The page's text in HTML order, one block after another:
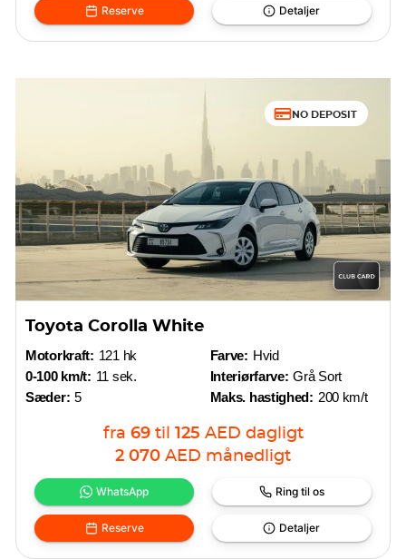
Reserve Detaljer
NO DEPOSIT
Toyota Corolla White
Motorkraft: 121 hk
0-100 km/t: 11 sek.
Sæder: 5
Farve: Hvid
Interiørfarve: Grå Sort
Maks. hastighed: 200 km/t
fra 69 til 125 AED dagligt
2 070 AED månedligt
WhatsApp Ring til os
Reserve Detaljer